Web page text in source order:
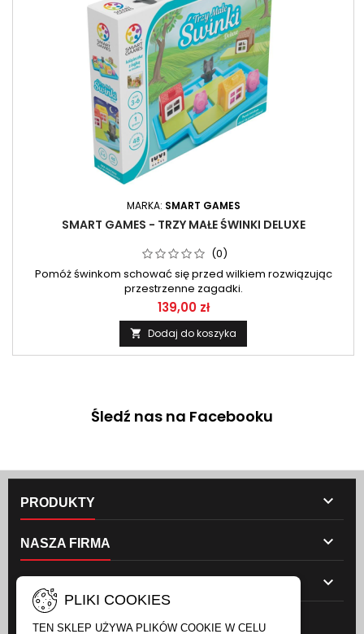
MARKA: SMART GAMES
SMART GAMES - TRZY MAŁE ŚWINKI DELUXE
(0)
Pomóż świnkom schować się przed wilkiem rozwiązując
przestrzenne zagadki.
139,00 zł
 Dodaj do koszyka
Śledź nas na Facebooku
PRODUKTY 
NASZA FIRMA 

PLIKI COOKIES
TEN SKLEP UŻYWA PLIKÓW COOKIE W CELU
NEWSLETTER